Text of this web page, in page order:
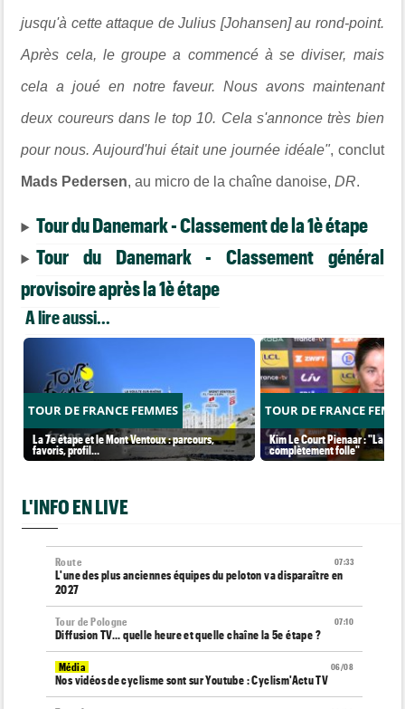
jusqu'à cette attaque de Julius [Johansen] au rond-point.
Après cela, le groupe a commencé à se diviser, mais
cela a joué en notre faveur. Nous avons maintenant
deux coureurs dans le top 10. Cela s'annonce très bien
pour nous. Aujourd'hui était une journée idéale", conclut
Mads Pedersen, au micro de la chaîne danoise,DR.
Tour du Danemark - Classement de la 1è étape
Tour du Danemark - Classement général
provisoire après la 1è étape
A lire aussi...
TOUR DE FRANCE FEMMES
La 7e étape et le Mont Ventoux : parcours,
favoris, profil…
TOUR DE FRANCE
Kim Le Court Pienaar : "La
complètement folle"
L'INFO EN LIVE
07:33
Route
L'une des plus anciennes équipes du peloton va disparaître en
2027
07:10
Tour de Pologne
Diffusion TV... quelle heure et quelle chaîne la 5e étape ?
06/08
Média
Nos vidéos de cyclisme sont sur Youtube : Cyclism'Actu TV